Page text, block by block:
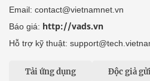
Email: contact@vietnamnet.vn
Báo giá: http://vads.vn
Hỗ trợ kỹ thuật:
Tải ứng dụng Độc giả